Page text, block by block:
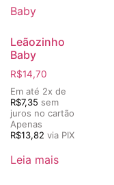
Leãozinho
Baby
R$14,70
Em até 2x de
R$7,35 sem
juros no cartão
Apenas
R$13,82 via PIX
Leia mais